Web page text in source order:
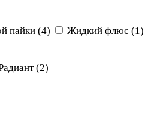
пайки (4) Жидкий флюс (1)
(2)